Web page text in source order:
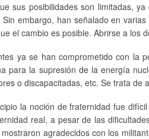
sus posibilidades son limitadas,
embargo, han señalado en
el cambio es posible. Abrirse a los
ya se han comprometido con la
para la supresión de la energía
o discapacitadas, etc. Se trata
la noción de fraternidad fue
real, a pesar de las
agradecidos con los